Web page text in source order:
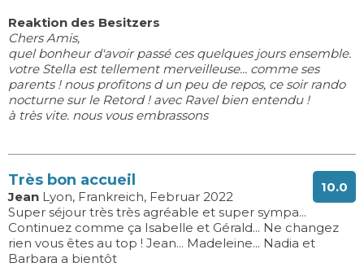
Reaktion des Besitzers
Chers Amis,
quel bonheur d'avoir passé ces quelques jours ensemble.
votre Stella est tellement merveilleuse... comme ses
parents ! nous profitons d un peu de repos, ce soir rando
nocturne sur le Retord ! avec Ravel bien entendu !
à très vite. nous vous embrassons
10.0
Très bon accueil
Jean Lyon, Frankreich, Februar 2022
Super séjour très très agréable et super sympa...
Continuez comme ça Isabelle et Gérald... Ne changez
rien vous êtes au top ! Jean... Madeleine... Nadia et
Barbara a bientôt